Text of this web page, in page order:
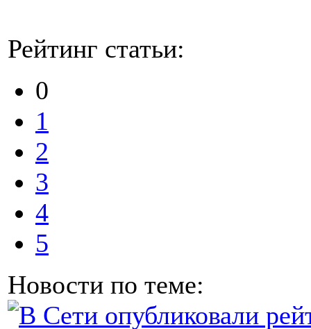
Рейтинг статьи:
0
1
2
3
4
5
Новости по теме: